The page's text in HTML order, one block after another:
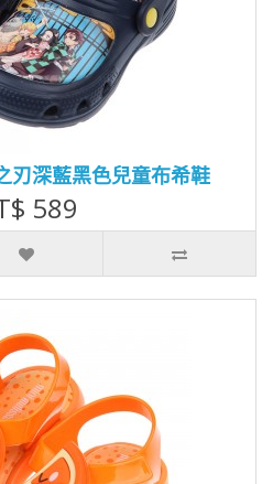
刃深藍黑色兒童布希鞋
589